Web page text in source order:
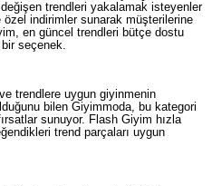
trendleri yakalamak isteyenler
indirimler sunarak müşterilerine
en güncel trendleri bütçe dostu
seçenek.
trendlere uygun giyinmenin
bilen Giyimmoda, bu kategori
sunuyor. Flash Giyim hızla
trend parçaları uygun